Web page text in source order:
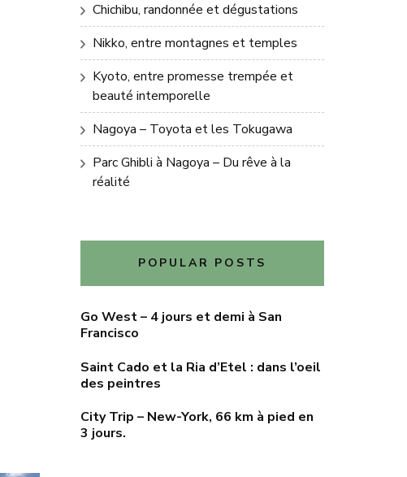
Chichibu, randonnée et dégustations
Nikko, entre montagnes et temples
Kyoto, entre promesse trempée et
beauté intemporelle
Nagoya – Toyota et les Tokugawa
Parc Ghibli à Nagoya – Du rêve à la
réalité
POPULAR POSTS
Go West – 4 jours et demi à San
Francisco
Saint Cado et la Ria d’Etel : dans l’oeil
des peintres
City Trip – New-York, 66 km à pied en
3 jours.